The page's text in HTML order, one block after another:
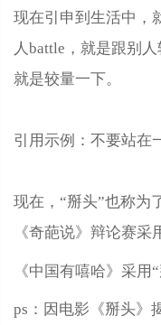
现在引申到生活中，
人battle，就是跟别
就是较量一下。
引用示例：不要站在
现在，“掰头”也称为
《奇葩说》辩论赛采
《中国有嘻哈》采用
ps：因电影《掰头》